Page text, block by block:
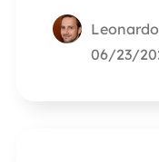
dados para
dispositivo NAS.
Leonardo
06/23/